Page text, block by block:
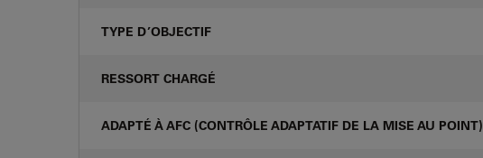
TYPE D’OBJECTIF
RESSORT CHARGÉ
ADAPTÉ À AFC (CONTRÔLE ADAPTATIF DE LA MISE AU POINT)